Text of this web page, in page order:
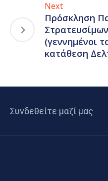
Next
Πρόσκληση
(γεννημένοι
κατάθεση
Συνδεθείτε μαζί μας